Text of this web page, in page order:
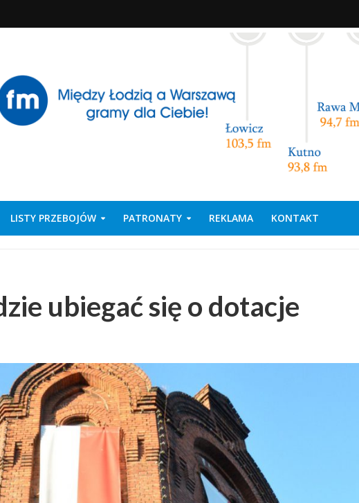
LISTY PRZEBOJÓW PATRONATY REKLAMA KONTAKT
ubiegać się o dotacje